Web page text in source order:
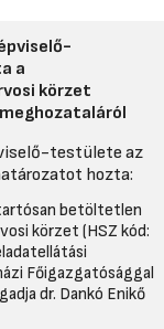
a
körzet
testülete az
hozta:
betöltetlen
körzet (HSZ kód:
Főigazgatósággal
dr. Dankó Enikő